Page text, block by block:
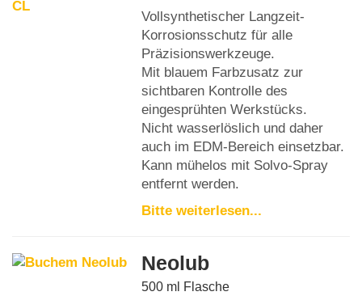
Vollsynthetischer Langzeit-
Korrosionsschutz für alle
Präzisionswerkzeuge.
Mit blauem Farbzusatz zur
sichtbaren Kontrolle des
eingesprühten Werkstücks.
Nicht wasserlöslich und daher
auch im EDM-Bereich einsetzbar.
Kann mühelos mit Solvo-Spray
entfernt werden.
Bitte weiterlesen...
Neolub
500 ml Flasche